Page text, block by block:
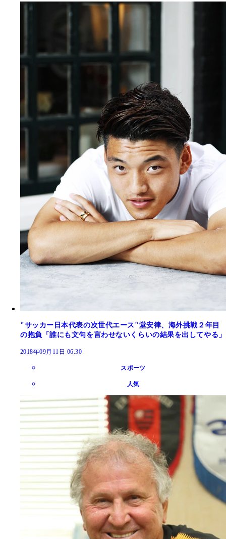
"サッカー日本代表の次世代エース"堂安律、海外挑戦２年目
の抱負「誰にも文句を言わせないくらいの結果を出してやる」
2018年09月11日 06:30
スポーツ
人気